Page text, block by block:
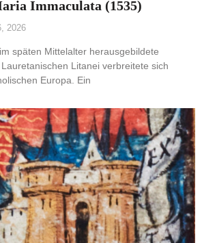
Immaculata (1535)
2026
späten Mittelalter herausgebildete
Litanei verbreitete sich
Europa. Ein